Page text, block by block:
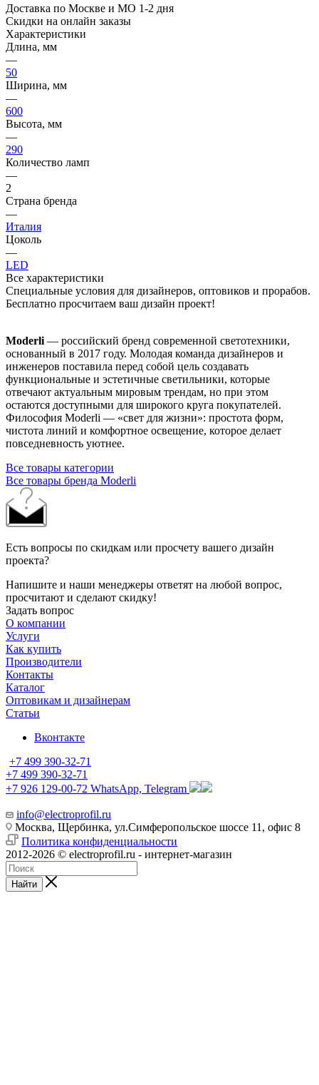
Доставка по Москве и МО 1-2 дня
Скидки на онлайн заказы
Характеристики
Длина, мм
—
50
Ширина, мм
—
600
Высота, мм
—
290
Количество ламп
—
2
Страна бренда
—
Италия
Цоколь
—
LED
Все характеристики
Специальные условия для дизайнеров, оптовиков и прорабов.
Бесплатно просчитаем ваш дизайн проект!
Moderli — российский бренд современной светотехники,
основанный в 2017 году. Молодая команда дизайнеров и
инженеров поставила перед собой цель создавать
функциональные и эстетичные светильники, которые
отвечают актуальным мировым трендам, но при этом
остаются доступными для широкого круга покупателей.
Философия Moderli — «свет для жизни»: простота форм,
чистота линий и комфортное освещение, которое делает
повседневность уютнее.
Все товары категории
Все товары бренда Moderli
Есть вопросы по скидкам или просчету вашего дизайн
проекта?
Напишите и наши менеджеры ответят на любой вопрос,
просчитают и сделают скидку!
Задать вопрос
О компании
Услуги
Как купить
Производители
Контакты
Каталог
Оптовикам и дизайнерам
Статьи
Вконтакте
+7 499 390-32-71
+7 499 390-32-71
+7 926 129-00-72 WhatsApp, Telegram
info@electroprofil.ru
Москва, Щербинка, ул.Симферопольское шоссе 11, офис 8
Политика конфиденциальности
2012-2026 © electroprofil.ru - интернет-магазин
Найти